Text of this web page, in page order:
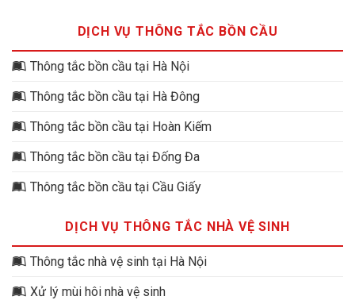
DỊCH VỤ THÔNG TẮC BỒN CẦU
Thông tắc bồn cầu tại Hà Nội
Thông tắc bồn cầu tại Hà Đông
Thông tắc bồn cầu tại Hoàn Kiếm
Thông tắc bồn cầu tại Đống Đa
Thông tắc bồn cầu tại Cầu Giấy
DỊCH VỤ THÔNG TẮC NHÀ VỆ SINH
Thông tắc nhà vệ sinh tại Hà Nội
Xử lý mùi hôi nhà vệ sinh